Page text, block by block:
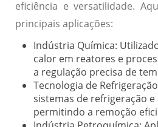
eficiência e versatilidade.
principais aplicações:
Indústria Química:
calor em reatores e
a regulação precisa de
Tecnologia de
sistemas de refrigeração
permitindo a remoção